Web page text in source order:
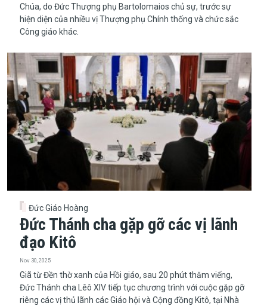
Chúa, do Đức Thượng phụ Bartolomaios chủ sự, trước sự
hiện diện của nhiều vị Thượng phụ Chính thống và chức sắc
Công giáo khác.
Đức Giáo Hoàng
Đức Thánh cha gặp gỡ các vị lãnh
đạo Kitô
Nov 30, 2025
Giã từ Đền thờ xanh của Hồi giáo, sau 20 phút thăm viếng,
Đức Thánh cha Lêô XIV tiếp tục chương trình với cuộc gặp gỡ
riêng các vị thủ lãnh các Giáo hội và Cộng đồng Kitô, tại Nhà